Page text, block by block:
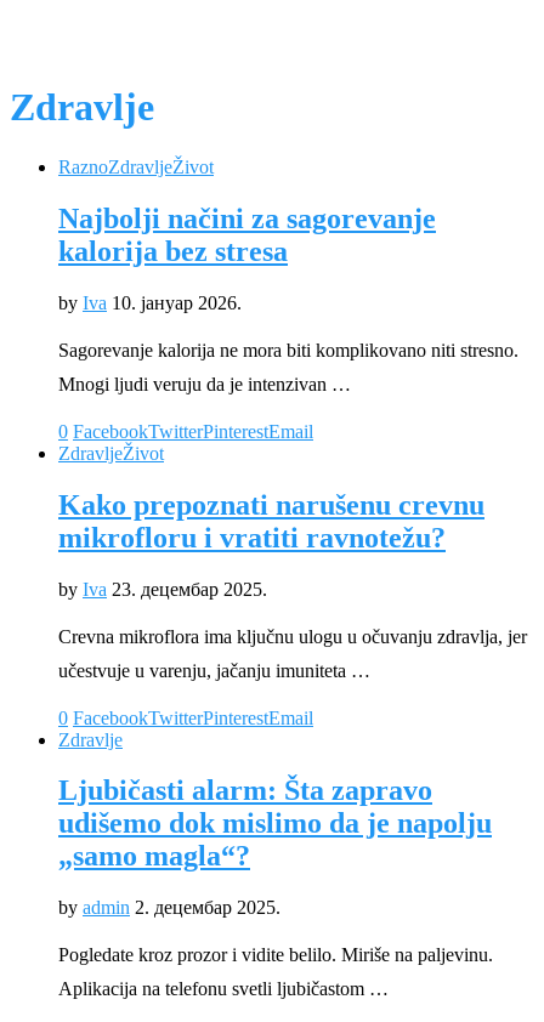
Zdravlje
RaznoZdravljeŽivot
Najbolji načini za sagorevanje
kalorija bez stresa
by Iva 10. јануар 2026.
Sagorevanje kalorija ne mora biti komplikovano niti stresno.
Mnogi ljudi veruju da je intenzivan …
0 FacebookTwitterPinterestEmail
ZdravljeŽivot
Kako prepoznati narušenu crevnu
mikrofloru i vratiti ravnotežu?
by Iva 23. децембар 2025.
Crevna mikroflora ima ključnu ulogu u očuvanju zdravlja, jer
učestvuje u varenju, jačanju imuniteta …
0 FacebookTwitterPinterestEmail
Zdravlje
Ljubičasti alarm: Šta zapravo
udišemo dok mislimo da je napolju
„samo magla“?
by admin 2. децембар 2025.
Pogledate kroz prozor i vidite belilo. Miriše na paljevinu.
Aplikacija na telefonu svetli ljubičastom …